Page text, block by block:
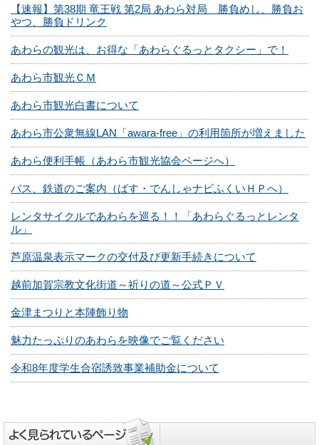
【速報】第38期 竜王戦 第2局 あわら対局 勝負めし、勝負お
やつ、勝負ドリンク
あわらの観光は、お得な「あわらぐるっとタクシー」で！
あわら市観光ＣＭ
あわら市観光白書について
あわら市公衆無線LAN「awara-free」の利用箇所が増えました
あわら便利手帳（あわら市観光協会ページへ）
バス、鉄道のご案内（ばす・でんしゃナビふくいＨＰへ）
レンタサイクルであわらを巡る！！「あわらぐるっとレンタ
ル」
芦原温泉表示マークの交付及び更新手続きについて
越前加賀宗教文化街道～祈りの道～公式ＰＶ
金津まつりと本陣飾り物
魅力たっぷりのあわらを映像でご覧ください
令和8年度学生合宿誘致事業補助金について